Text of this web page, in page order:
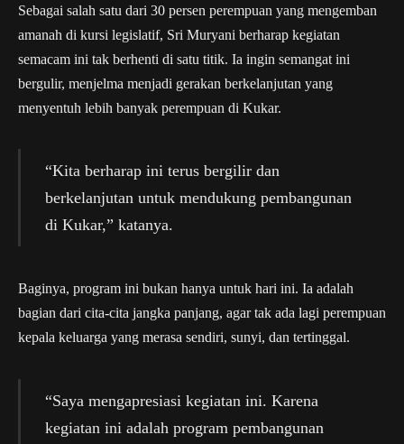
Sebagai salah satu dari 30 persen perempuan yang mengemban
amanah di kursi legislatif, Sri Muryani berharap kegiatan
semacam ini tak berhenti di satu titik. Ia ingin semangat ini
bergulir, menjelma menjadi gerakan berkelanjutan yang
menyentuh lebih banyak perempuan di Kukar.
“Kita berharap ini terus bergilir dan
berkelanjutan untuk mendukung pembangunan
di Kukar,” katanya.
Baginya, program ini bukan hanya untuk hari ini. Ia adalah
bagian dari cita-cita jangka panjang, agar tak ada lagi perempuan
kepala keluarga yang merasa sendiri, sunyi, dan tertinggal.
“Saya mengapresiasi kegiatan ini. Karena
kegiatan ini adalah program pembangunan